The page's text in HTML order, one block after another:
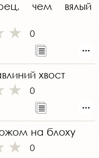
чем вялый
0
хвост
0
на блоху
0